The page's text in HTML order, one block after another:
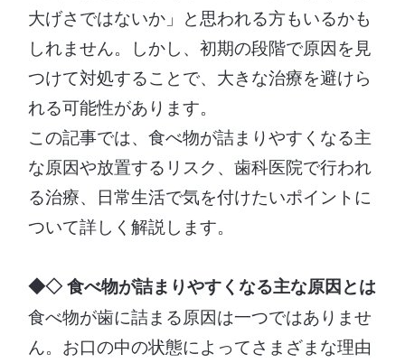
大げさではないか」と思われる方もいるかも
しれません。しかし、初期の段階で原因を見
つけて対処することで、大きな治療を避けら
れる可能性があります。
この記事では、食べ物が詰まりやすくなる主
な原因や放置するリスク、歯科医院で行われ
る治療、日常生活で気を付けたいポイントに
ついて詳しく解説します。
◆◇ 食べ物が詰まりやすくなる主な原因とは
食べ物が歯に詰まる原因は一つではありませ
ん。お口の中の状態によってさまざまな理由